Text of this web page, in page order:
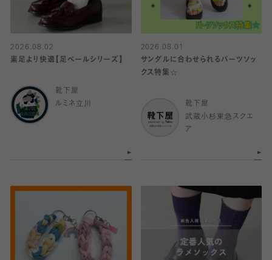
2026.08.02
素足より快適【足ベールシリーズ】
靴下屋
ルミネ立川
2026.08.01
サンダルに合わせられるパーツソッ
クス特集☆
靴下屋
武蔵小杉東急スクエ
ア